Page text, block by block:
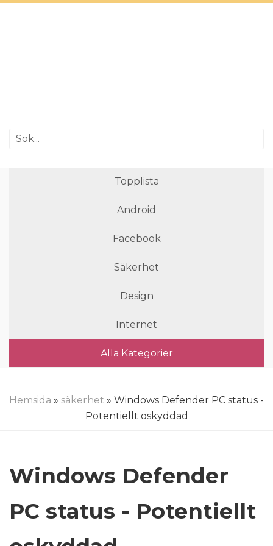
Topplista
Android
Facebook
Säkerhet
Design
Internet
Alla Kategorier
Hemsida » säkerhet » Windows Defender PC status -
Potentiellt oskyddad
Windows Defender
PC status - Potentiellt